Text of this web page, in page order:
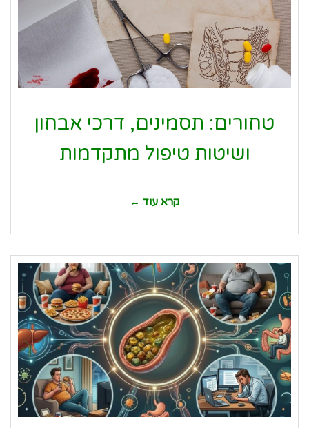
טחורים: תסמינים, דרכי אבחון
ושיטות טיפול מתקדמות
קרא עוד ←